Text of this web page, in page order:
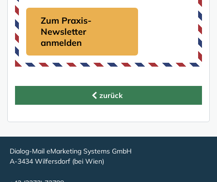
Zum Praxis-
Newsletter
anmelden
zurück
Dialog-Mail eMarketing Systems GmbH
A-3434 Wilfersdorf (bei Wien)